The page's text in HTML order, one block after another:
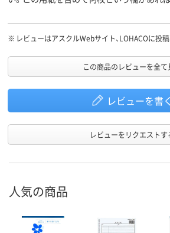
※ レビューはアスクルWebサイト、LOHACOに投
この商品のレビューを全て
レビューを書く
レビューをリクエストす
人気の商品